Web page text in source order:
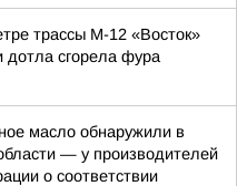
трассы М-12 «Восток»
дотла сгорела фура
масло обнаружили в
— у производителей
о соответствии